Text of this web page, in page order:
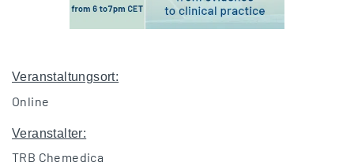
Veranstaltungsort:
Online
Veranstalter:
TRB Chemedica